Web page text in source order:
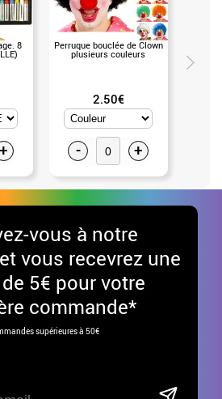
8
+
Perruque bouclée de Clown
plusieurs couleurs
2.50€
- +
vous à notre
vous recevrez une
5€ pour votre
commande*
supérieures à 50€